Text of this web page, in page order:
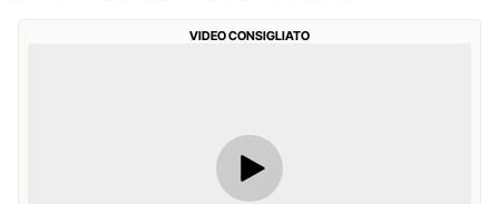
VIDEO CONSIGLIATO